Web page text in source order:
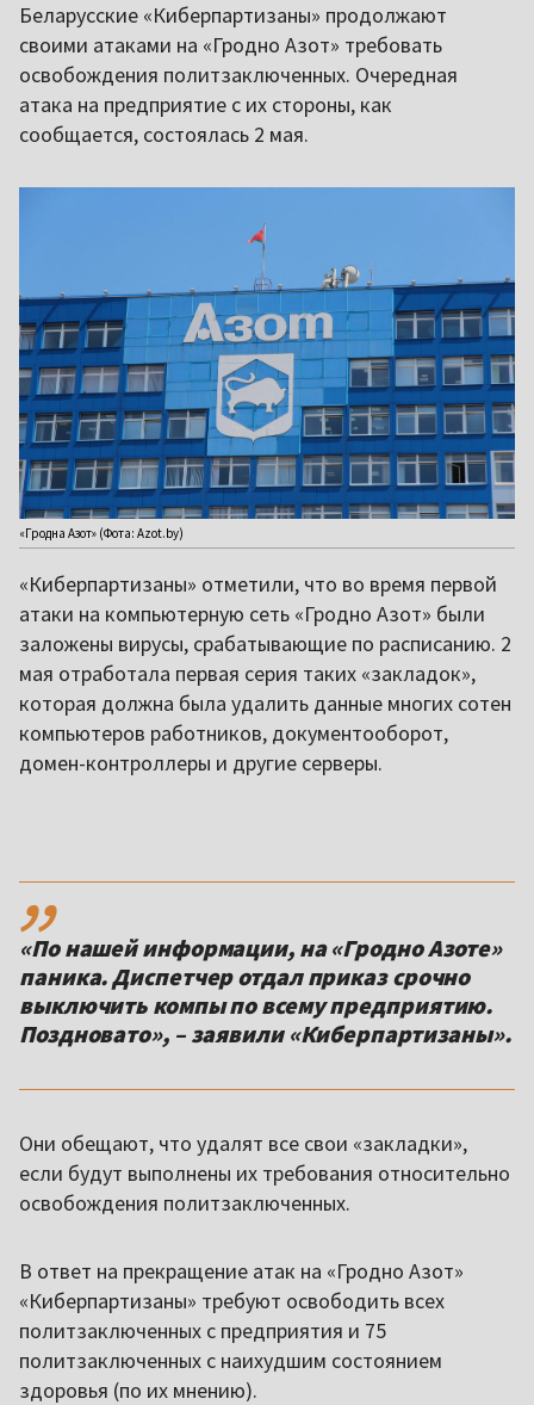
Беларусские «Киберпартизаны» продолжают
своими атаками на «Гродно Азот» требовать
освобождения политзаключенных. Очередная
атака на предприятие с их стороны, как
сообщается, состоялась 2 мая.
«Гродна Азот» (Фота: Azot.by)
«Киберпартизаны» отметили, что во время первой
атаки на компьютерную сеть «Гродно Азот» были
заложены вирусы, срабатывающие по расписанию. 2
мая отработала первая серия таких «закладок»,
которая должна была удалить данные многих сотен
компьютеров работников, документооборот,
домен-контроллеры и другие серверы.
,,
«По нашей информации, на «Гродно Азоте»
паника. Диспетчер отдал приказ срочно
выключить компы по всему предприятию.
Поздновато», – заявили «Киберпартизаны».
Они обещают, что удалят все свои «закладки»,
если будут выполнены их требования относительно
освобождения политзаключенных.
В ответ на прекращение атак на «Гродно Азот»
«Киберпартизаны» требуют освободить всех
политзаключенных с предприятия и 75
политзаключенных с наихудшим состоянием
здоровья (по их мнению).